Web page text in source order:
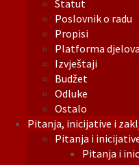
Statut
Poslovnik o radu
Propisi
Platforma
Izvještaji
Budžet
Odluke
Ostalo
Pitanja, inicijative i
Pitanja i
Pitanja i